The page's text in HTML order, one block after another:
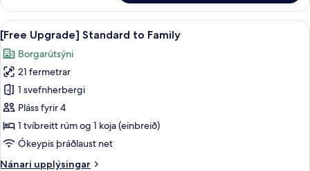
(Beer
included)
Bar
PKG]
Standard
Triple
+
Mini
Bar
(Beer
included)
Skoða
allar
myndir
fyrir
[Free
Upgrade]
Standard
to
Family
Rúmföt af bestu gerð, dúnsængur,
6
[Free Upgrade] Standard to Family
Borgarútsýni
21 fermetrar
1 svefnherbergi
Pláss fyrir 4
1 tvíbreitt rúm og 1 koja (einbreið)
Ókeypis þráðlaust net
Nánari upplýsingar
Nánari